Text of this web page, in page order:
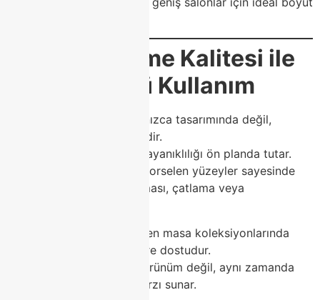
Class Home Kalitesi ile
Uzun Ömürlü Kullanım
Bir mobilyanın değeri, yalnızca tasarımında değil,
kullanım ömründe de gizlidir.
Class Home, üretiminde dayanıklılığı ön planda tutar.
Kullandığı yüksek kaliteli porselen yüzeyler sayesinde
masa yüzeyinde renk solması, çatlama veya
Ayrıca Class Home porselen masa koleksiyonlarında
kullanılan malzemeler çevre dostudur.
Bu da yalnızca zarif bir görünüm değil, aynı zamanda
sürdürülebilir bir yaşam tarzı sunar.